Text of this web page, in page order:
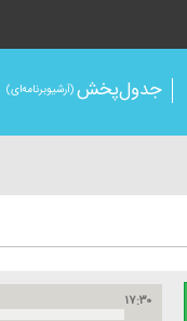
جدول‌پخش(آرشیو‌برنامه‌ای)
۱۷:۳۰